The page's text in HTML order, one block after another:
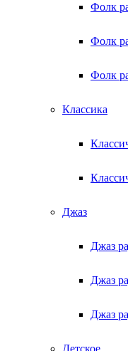
Фолк
Фолк
Фолк
Классика
Джаз
Джаз
Джаз
Джаз
Детское